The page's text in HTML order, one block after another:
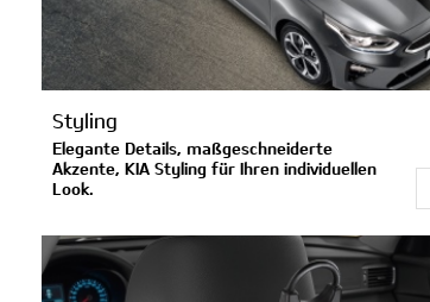
Styling
Elegante Details, maßgeschneiderte
Akzente, KIA Styling für Ihren individuellen
Look.